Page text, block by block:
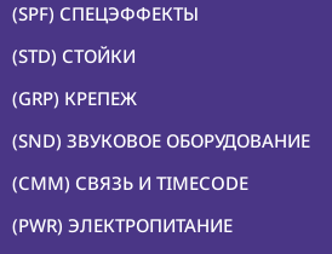
(SPF) СПЕЦЭФФЕКТЫ
(STD) СТОЙКИ
(GRP) КРЕПЕЖ
(SND) ЗВУКОВОЕ ОБОРУДОВАНИЕ
(CMM) СВЯЗЬ И TIMECODE
(PWR) ЭЛЕКТРОПИТАНИЕ